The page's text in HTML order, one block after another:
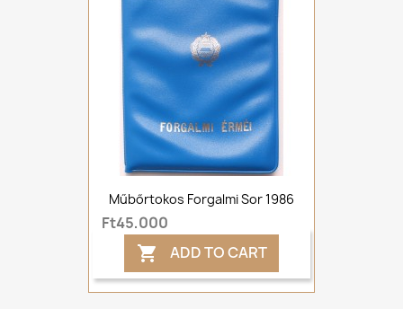
Műbőrtokos Forgalmi Sor 1986
Ft45,000
 ADD TO CART